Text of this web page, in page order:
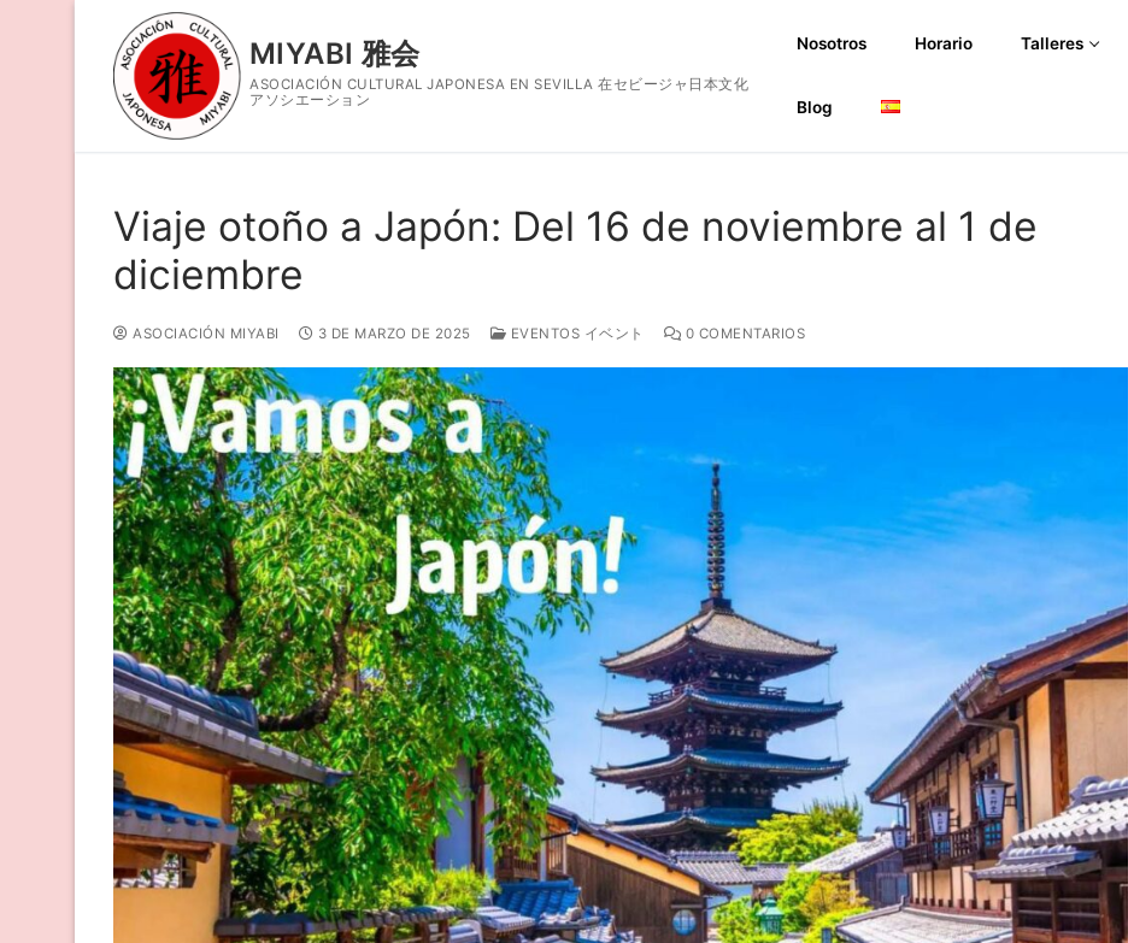
contenido
MIYABI 雅会
ASOCIACIÓN CULTURAL JAPONESA EN SEVILLA 在セビージャ日本文化
アソシエーション
Nosotros Horario Talleres
Blog
Nosotros
Taller de Lengua Japonesa
Taller de Caligrafía
Taller de Cocina Japonesa
Taller de Taichi
Taller de Estampación Japonesa
Taller de Costura Japonesa
Taller Arte en Meditación
Taller de Thai Yoga
Eventos
Contacto
Blog
Viaje otoño a Japón: Del 16 de noviembre al 1 de
diciembre
ASOCIACIÓN MIYABI 3 DE MARZO DE 2025 EVENTOS イベント 0 COMENTARIOS